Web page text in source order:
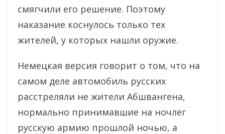
смягчили его решение. Поэтому
наказание коснулось только тех
жителей, у которых нашли оружие.
Немецкая версия говорит о том, что на
самом деле автомобиль русских
расстреляли не жители Абшвангена,
нормально принимавшие на ночлег
русскую армию прошлой ночью, а